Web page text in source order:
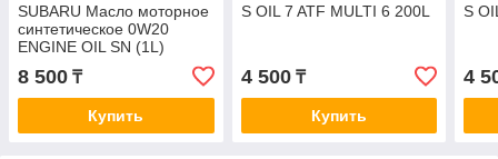
SUBARU Масло моторное
синтетическое 0W20
ENGINE OIL SN (1L)
8 500 ₸
Купить
S OIL 7 ATF MULTI 6 200L
4 500₸
Купить
S
4